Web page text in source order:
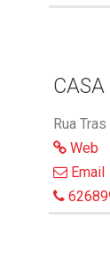
Rua
Web
Email